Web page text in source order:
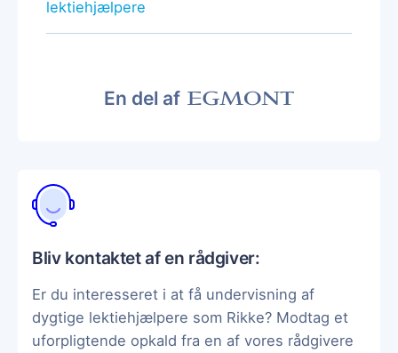
lektiehjælpere
En del af
Bliv kontaktet af en rådgiver:
Er du interesseret i at få undervisning af
dygtige lektiehjælpere som Rikke? Modtag et
uforpligtende opkald fra en af vores rådgivere